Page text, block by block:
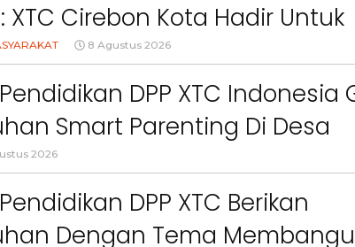
XTC Cirebon Kota Hadir Untuk
8 Agustus 2026
DPP XTC Indonesia
Smart Parenting Di Desa
KBB
2026
DPP XTC Berikan
Dengan Tema